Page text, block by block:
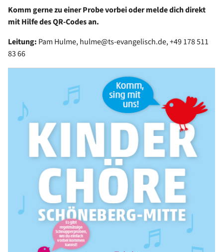
Komm gerne zu einer Probe vorbei oder melde dich direkt
mit Hilfe des QR-Codes an.
Leitung: Pam Hulme, hulme@ts-evangelisch.de, +49 178 511
83 66